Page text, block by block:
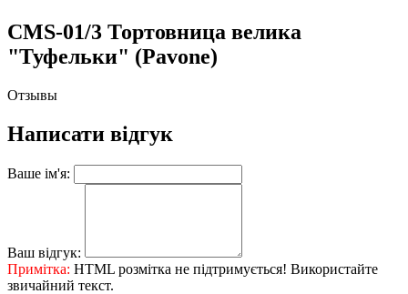
CMS-01/3 Тортовница велика
"Туфельки" (Pavone)
Отзывы
Написати відгук
Ваше ім'я:
Ваш відгук:
Примітка: HTML розмітка не підтримується! Використайте
звичайний текст.